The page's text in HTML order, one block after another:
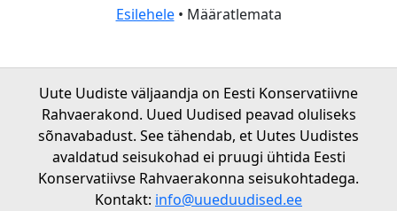
Esilehele• Määratlemata
Uute Uudiste väljaandja on Eesti Konservatiivne
Rahvaerakond. Uued Uudised peavad oluliseks
sõnavabadust. See tähendab, et Uutes Uudistes
avaldatud seisukohad ei pruugi ühtida Eesti
Konservatiivse Rahvaerakonna seisukohtadega.
Kontakt: info@uueduudised.ee